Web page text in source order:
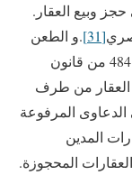
وبيع العقار.
[31]
.و الطعن
ببطلان إجراءات الحجز العقاري طبقا للفصل 484 من قانون
العقار من طرف
المرفوعة
المدين
المحجوزة.